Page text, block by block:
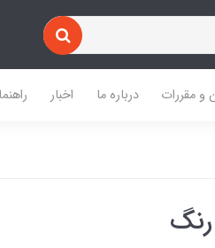
و مقررات درباره ما اخبار راهنما